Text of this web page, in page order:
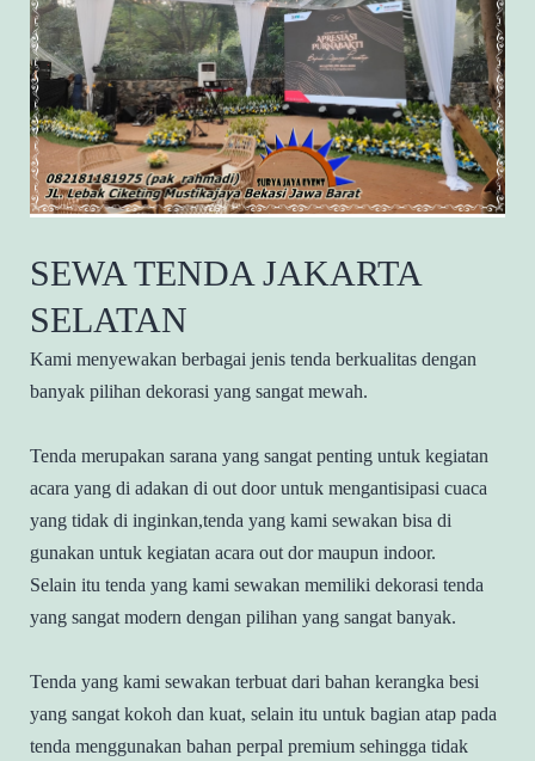
SEWA TENDA JAKARTA
SELATAN
Kami menyewakan berbagai jenis tenda berkualitas dengan
banyak pilihan dekorasi yang sangat mewah.
Tenda merupakan sarana yang sangat penting untuk kegiatan
acara yang di adakan di out door untuk mengantisipasi cuaca
yang tidak di inginkan,tenda yang kami sewakan bisa di
gunakan untuk kegiatan acara out dor maupun indoor.
Selain itu tenda yang kami sewakan memiliki dekorasi tenda
yang sangat modern dengan pilihan yang sangat banyak.
Tenda yang kami sewakan terbuat dari bahan kerangka besi
yang sangat kokoh dan kuat, selain itu untuk bagian atap pada
tenda menggunakan bahan perpal premium sehingga tidak